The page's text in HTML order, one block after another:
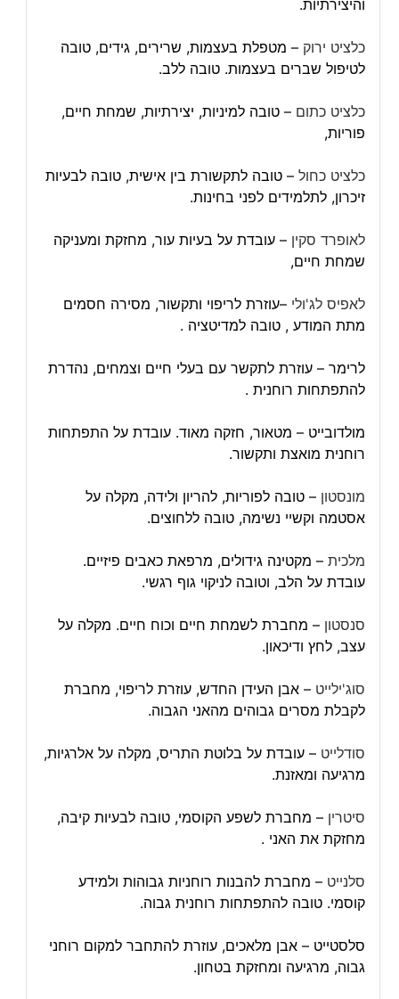
והיצירתיות.
כלציט ירוק – מטפלת בעצמות, שרירים, גידים, טובה
לטיפול שברים בעצמות. טובה ללב.
כלציט כתום – טובה למיניות, יצירתיות, שמחת חיים,
פוריות,
כלציט כחול – טובה לתקשורת בין אישית, טובה לבעיות
זיכרון, לתלמידים לפני בחינות.
לאופרד סקין – עובדת על בעיות עור, מחזקת ומעניקה
שמחת חיים,
לאפיס לג'ולי –עוזרת לריפוי ותקשור, מסירה חסמים
מתת המודע , טובה למדיטציה .
לרימר – עוזרת לתקשר עם בעלי חיים וצמחים, נהדרת
להתפתחות רוחנית .
מולדובייט – מטאור, חזקה מאוד. עובדת על התפתחות
רוחנית מואצת ותקשור.
מונסטון – טובה לפוריות, להריון ולידה, מקלה על
אסטמה וקשיי נשימה, טובה ללחוצים.
מלכית– מקטינה גידולים, מרפאת כאבים פיזיים.
עובדת על הלב, וטובה לניקוי גוף רגשי.
סנסטון – מחברת לשמחת חיים וכוח חיים. מקלה על
עצב, לחץ ודיכאון.
סוג'ילייט – אבן העידן החדש, עוזרת לריפוי, מחברת
לקבלת מסרים גבוהים מהאני הגבוה.
סודלייט – עובדת על בלוטת התריס, מקלה על אלרגיות,
מרגיעה ומאזנת.
סיטרין – מחברת לשפע הקוסמי, טובה לבעיות קיבה,
מחזקת את האני .
סלנייט – מחברת להבנות רוחניות גבוהות ולמידע
קוסמי. טובה להתפתחות רוחנית גבוה.
סלסטייט – אבן מלאכים, עוזרת להתחבר למקום רוחני
גבוה, מרגיעה ומחזקת בטחון.